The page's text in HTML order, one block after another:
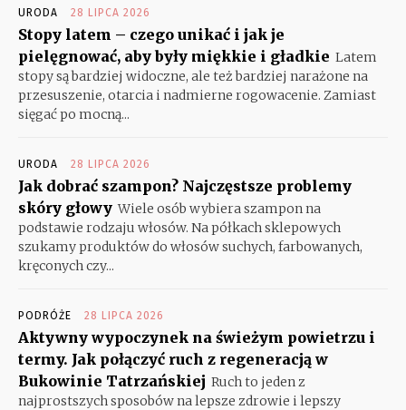
URODA 28 LIPCA 2026
Stopy latem – czego unikać i jak je
pielęgnować, aby były miękkie i gładkie Latem
stopy są bardziej widoczne, ale też bardziej narażone na
przesuszenie, otarcia i nadmierne rogowacenie. Zamiast
sięgać po mocną...
URODA 28 LIPCA 2026
Jak dobrać szampon? Najczęstsze problemy
skóry głowy Wiele osób wybiera szampon na
podstawie rodzaju włosów. Na półkach sklepowych
szukamy produktów do włosów suchych, farbowanych,
kręconych czy...
PODRÓŻE 28 LIPCA 2026
Aktywny wypoczynek na świeżym powietrzu i
termy. Jak połączyć ruch z regeneracją w
Bukowinie Tatrzańskiej Ruch to jeden z
najprostszych sposobów na lepsze zdrowie i lepszy